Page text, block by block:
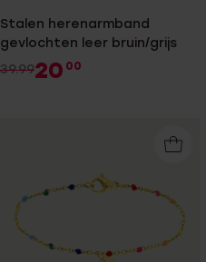
Stalen herenarmband
gevlochten leer bruin/grijs
39.9920 00